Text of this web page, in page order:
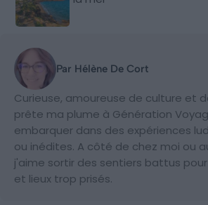
Par Hélène De Cort
Curieuse, amoureuse de culture et
prête ma plume à Génération
embarquer dans des expériences
ou inédites. A côté de chez moi ou
j'aime sortir des sentiers battus
et lieux trop prisés.